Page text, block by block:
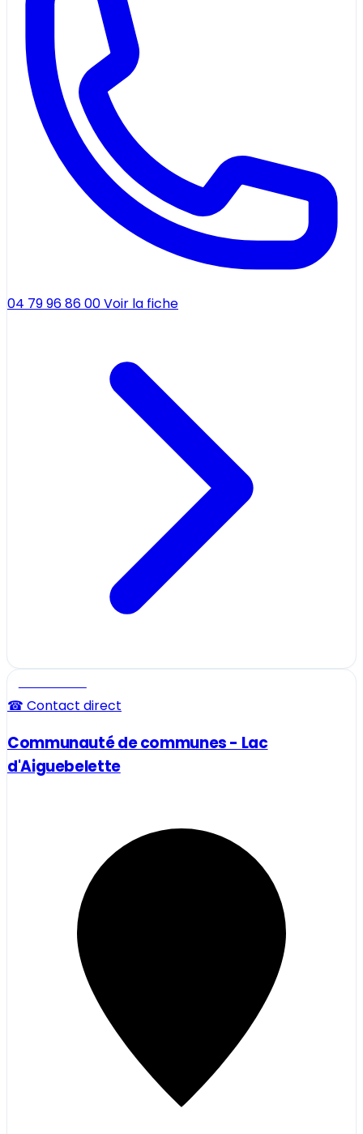
04 79 96 86 00Voir la fiche
☎ Contact direct
Communauté de communes - Lac
d'Aiguebelette